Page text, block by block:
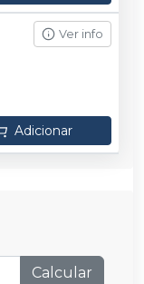
Ver info
Adicionar
Calcular